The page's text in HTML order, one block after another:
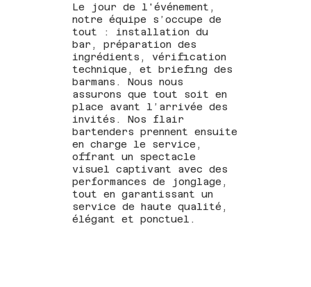
Le jour de l'événement,
notre équipe s’occupe de
tout : installation du
bar, préparation des
ingrédients, vérification
technique, et briefing des
barmans. Nous nous
assurons que tout soit en
place avant l’arrivée des
invités. Nos flair
bartenders prennent ensuite
en charge le service,
offrant un spectacle
visuel captivant avec des
performances de jonglage,
tout en garantissant un
service de haute qualité,
élégant et ponctuel.